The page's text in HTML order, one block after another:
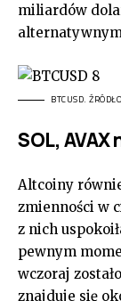
miliardów
BTCUSD.
SOL,
Altcoiny
zmienności w
z nich
pewnym
wczoraj
znajduje się